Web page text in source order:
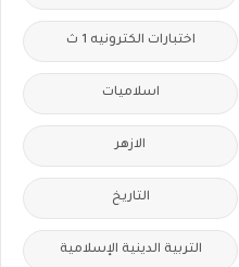
اختبارات الكترونيه 1 ث
اسلاميات
الازهر
التاريخ
التربية الدينية الإسلامية